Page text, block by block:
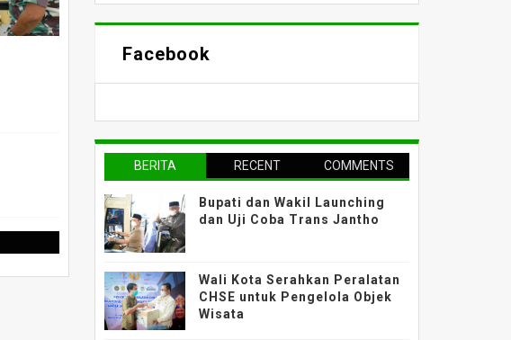
Facebook
BERITA
RECENT COMMENTS
Bupati dan Wakil Launching
dan Uji Coba Trans Jantho
Wali Kota Serahkan Peralatan
CHSE untuk Pengelola Objek
Wisata